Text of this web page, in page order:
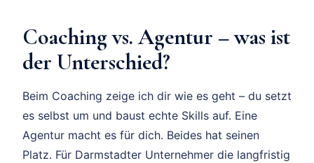
Coaching vs. Agentur – was ist
der Unterschied?
Beim Coaching zeige ich dir wie es geht – du setzt
es selbst um und baust echte Skills auf. Eine
Agentur macht es für dich. Beides hat seinen
Platz. Für Darmstadter Unternehmer die langfristig